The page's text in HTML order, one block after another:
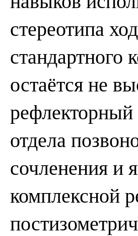
стереотипа
остаётся не
отдела
сочленения и
комплексной